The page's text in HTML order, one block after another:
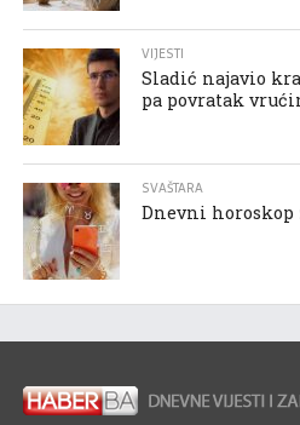
VIJESTI
Sladić najavio
pa povratak
SVAŠTARA
Dnevni horoskop